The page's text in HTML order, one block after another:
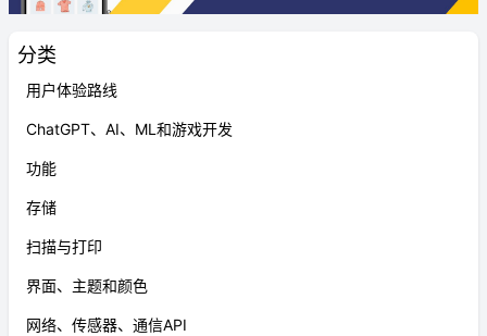
分类
用户体验路线
ChatGPT、AI、ML和游戏开发
功能
存储
扫描与打印
界面、主题和颜色
网络、传感器、通信API